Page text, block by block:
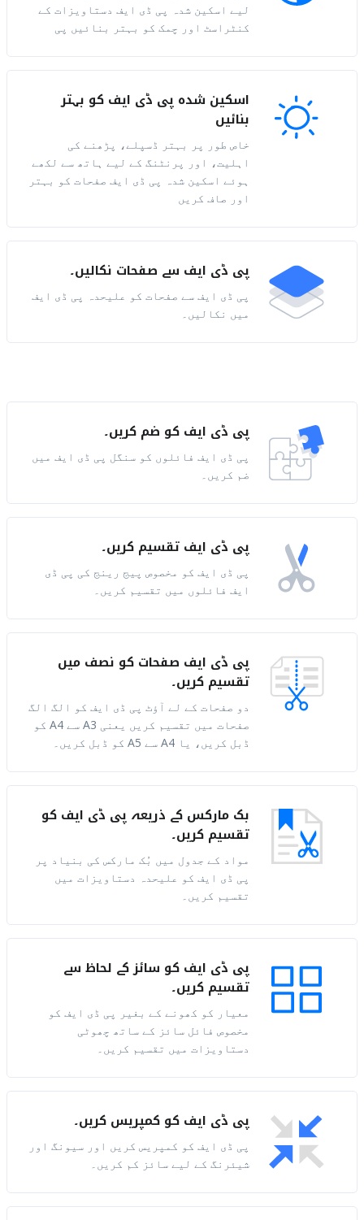
لیے اسکین شدہ پی ڈی ایف دستاویزات کے
کنٹراسٹ اور چمک کو بہتر بنائیں پی
اسکین شدہ پی ڈی ایف کو بہتر
بنائیں
خاص طور پر بہتر ڈسپلے، پڑھنے کی
اہلیت، اور پرنٹنگ کے لیے ہاتھ سے لکھے
ہوئے اسکین شدہ پی ڈی ایف صفحات کو بہتر
اور صاف کریں
پی ڈی ایف سے صفحات نکالیں۔
پی ڈی ایف سے صفحات کو علیحدہ پی ڈی ایف
میں نکالیں۔
پی ڈی ایف کو ضم کریں۔
پی ڈی ایف فائلوں کو سنگل پی ڈی ایف میں
ضم کریں۔
پی ڈی ایف تقسیم کریں۔
پی ڈی ایف کو مخصوص پیج رینج کی پی ڈی
ایف فائلوں میں تقسیم کریں۔
پی ڈی ایف صفحات کو نصف میں
تقسیم کریں۔
دو صفحات کے لے آؤٹ پی ڈی ایف کو الگ الگ
صفحات میں تقسیم کریں یعنی A3 سے A4 کو
ڈبل کریں، یا A4 سے A5 کو ڈبل کریں۔
بک مارکس کے ذریعہ پی ڈی ایف کو
تقسیم کریں۔
مواد کے جدول میں بُک مارکس کی بنیاد پر
پی ڈی ایف کو علیحدہ دستاویزات میں
تقسیم کریں۔
پی ڈی ایف کو سائز کے لحاظ سے
تقسیم کریں۔
معیار کو کھونے کے بغیر پی ڈی ایف کو
مخصوص فائل سائز کے ساتھ چھوٹی
دستاویزات میں تقسیم کریں۔
پی ڈی ایف کو کمپریس کریں۔
پی ڈی ایف کو کمپریس کریں اور سیونگ اور
شیئرنگ کے لیے سائز کم کریں۔